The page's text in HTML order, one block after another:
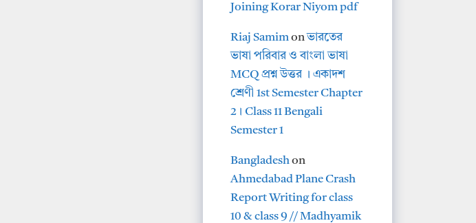
Joining Korar Niyom pdf
Riaj Samimonভারতের
ভাষা পরিবার ও বাংলা ভাষা
MCQ প্রশ্ন উত্তর । একাদশ
শ্রেণী 1st Semester Chapter
2। Class 11 Bengali
Semester 1
Bangladeshon
Ahmedabad Plane Crash
Report Writing for class
10 & class 9 // Madhyamik